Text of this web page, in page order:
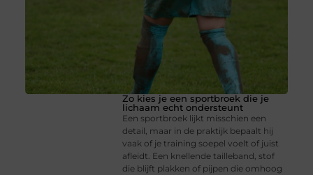
Zo kies je een sportbroek die je
lichaam echt ondersteunt
Een sportbroek lijkt misschien een
detail, maar in de praktijk bepaalt hij
vaak of je training soepel voelt of juist
afleidt. Een knellende tailleband, stof
die blijft plakken of pijpen die omhoog